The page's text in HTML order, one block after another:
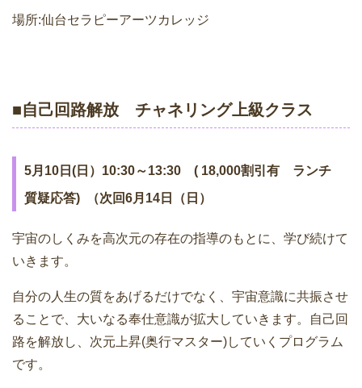
場所:仙台セラピーアーツカレッジ
■自己回路解放 チャネリング上級クラス
5月10日(日）10:30～13:30 ( 18,000割引有 ランチ
質疑応答) （次回6月14日（日）
宇宙のしくみを高次元の存在の指導のもとに、学び続けて
いきます。
自分の人生の質をあげるだけでなく、宇宙意識に共振させ
ることで、大いなる奉仕意識が拡大していきます。自己回
路を解放し、次元上昇(奥行マスター)していくプログラム
です。